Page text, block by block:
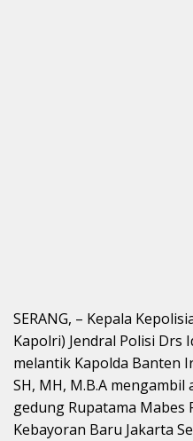
SERANG, – Kepala
Kapolri) Jendral Polisi Drs
melantik Kapolda Banten
SH, MH, M.B.A
gedung Rupatama Mabes
Kebayoran Baru Jakarta